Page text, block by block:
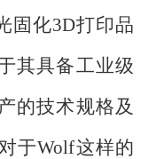
固化3D打印品
其具备工业级
的技术规格及
于Wolf这样的